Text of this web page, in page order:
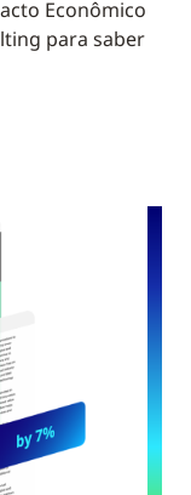
Econômico
para saber